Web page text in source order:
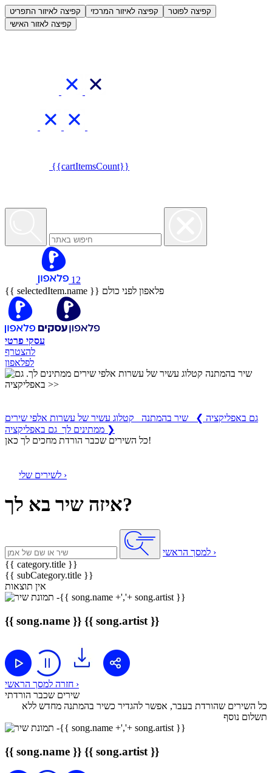
קפיצה לאיזור התפריט קפיצה לאיזור המרכזי
קפיצה לפוטר
קפיצה לאזור האישי
{{cartItemsCount}}
12
{{ selectedItem.name }} פלאפון לפני כולם
עסקי פרטי
להצטרף
לפלאפון
גם באפליקציה ❯
שיר בהמתנה קטלוג עשיר של עשרות אלפי שירים
ממתינים לך גם באפליקציה ❯
כל השירים שכבר הורדת מחכים לך כאן!
לשירים שלי ›
איזה שיר בא לך?
למסך הראשי ›
{{ category.title }}
{{ subCategory.title }}
אין תוצאות
{{ song.name }} {{ song.artist }}
חזרה למסך הראשי ›
שירים שכבר הורדתי
כל השירים שהורדת בעבר, אפשר להגדיר כשיר בהמתנה מחדש ללא
תשלום נוסף
{{ song.name }} {{ song.artist }}